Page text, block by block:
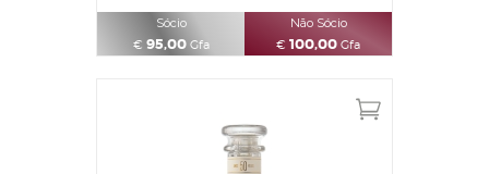
Sócio
€ 95,00 Gfa
Não Sócio
€ 100,00 Gfa